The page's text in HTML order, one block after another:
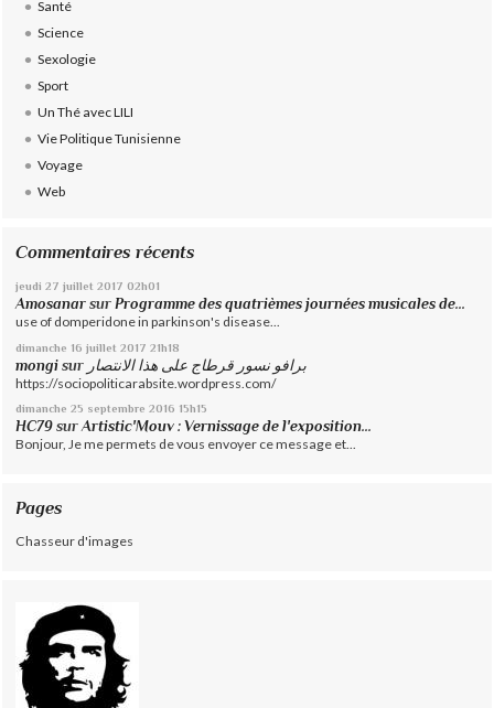
Santé
Science
Sexologie
Sport
Un Thé avec LILI
Vie Politique Tunisienne
Voyage
Web
Commentaires récents
jeudi 27 juillet 2017 02h01
Amosanar surProgramme des quatrièmes journées musicales de...
use of domperidone in parkinson's disease...
dimanche 16 juillet 2017 21h18
mongi sur برافو نسور قرطاج على هذا الانتصار
https://sociopoliticarabsite.wordpress.com/
dimanche 25 septembre 2016 15h15
HC79 surArtistic'Mouv : Vernissage de l'exposition...
Bonjour, Je me permets de vous envoyer ce message et...
Pages
Chasseur d'images